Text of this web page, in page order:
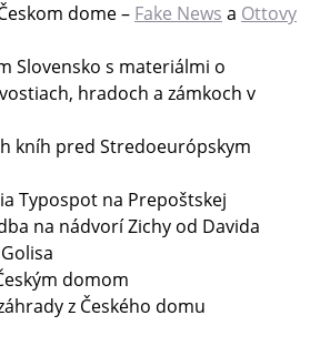
dome – Fake News a Ottovy
Slovensko s materiálmi o
hradoch a zámkoch v
kníh pred Stredoeurópskym
Typospot na Prepoštskej
na nádvorí Zichy od Davida
domom
z Českého domu